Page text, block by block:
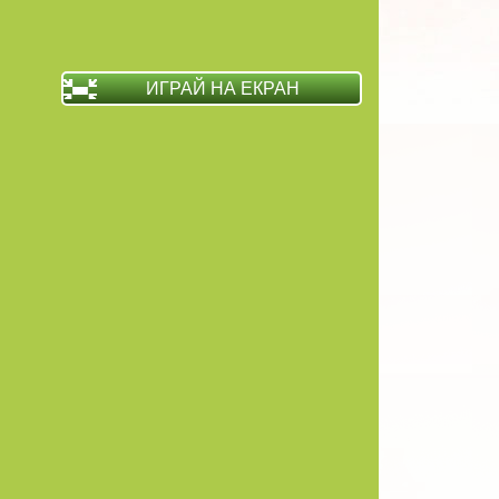
ИГРАЙ НА ЕКРАН